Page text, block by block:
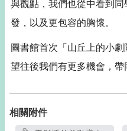
與觀點，我們也從中看到
發，以及更包容的胸懷。
圖書館首次「山丘上的小
望往後我們有更多機會，帶
相關附件